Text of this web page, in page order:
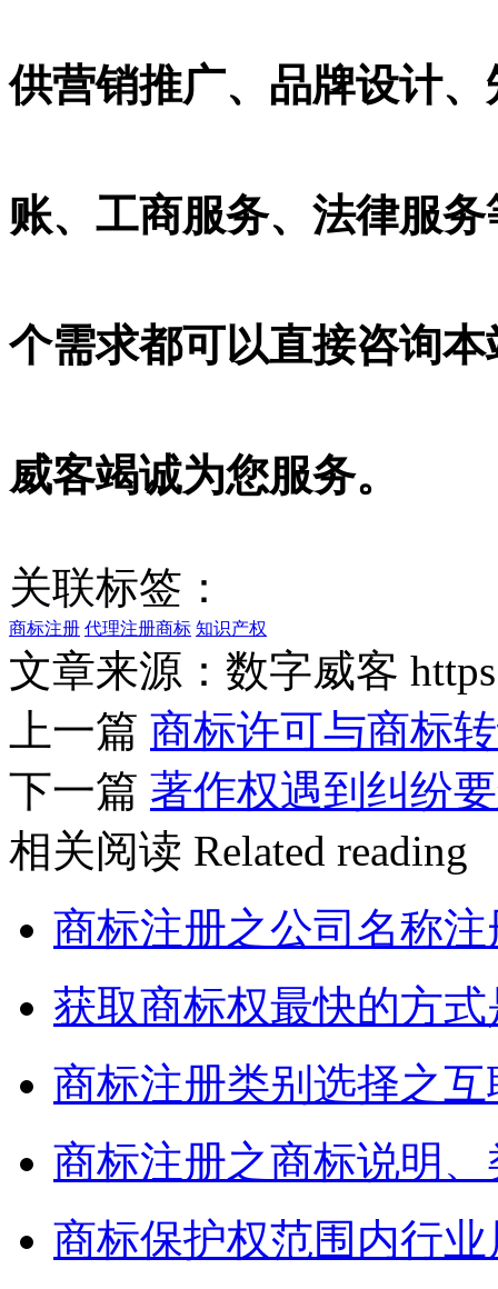
供营销推广、品牌设计
账、工商服务、法律服
个需求都可以直接咨询
威客竭诚为您服务。
关联标签：
商标注册 代理注册商标 知识产权
文章来源：数字威客
上一篇 商标许可与商标
下一篇 著作权遇到纠纷
相关阅读 Related reading
商标注册之公司名称
获取商标权最快的方
商标注册类别选择之
商标注册之商标说明
商标保护权范围内行